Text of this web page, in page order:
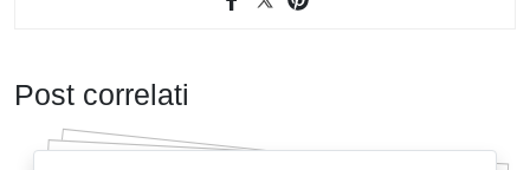
Post correlati